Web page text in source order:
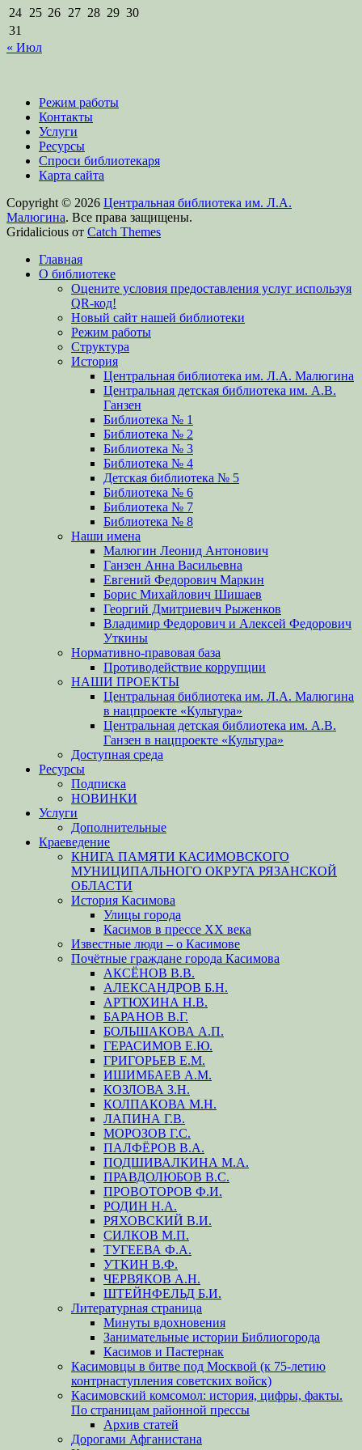
24 25 26 27 28 29 30
31
« Июл
Режим работы
Контакты
Услуги
Ресурсы
Спроси библиотекаря
Карта сайта
Copyright © 2026 Центральная библиотека им. Л.А.
Малюгина. Все права защищены.
Gridalicious от Catch Themes
вверх
Главная
О библиотеке
Оцените условия предоставления услуг используя
QR-код!
Новый сайт нашей библиотеки
Режим работы
Структура
История
Центральная библиотека им. Л.А. Малюгина
Центральная детская библиотека им. А.В.
Ганзен
Библиотека № 1
Библиотека № 2
Библиотека № 3
Библиотека № 4
Детская библиотека № 5
Библиотека № 6
Библиотека № 7
Библиотека № 8
Наши имена
Малюгин Леонид Антонович
Ганзен Анна Васильевна
Евгений Федорович Маркин
Борис Михайлович Шишаев
Георгий Дмитриевич Рыженков
Владимир Федорович и Алексей Федорович
Уткины
Нормативно-правовая база
Противодействие коррупции
НАШИ ПРОЕКТЫ
Центральная библиотека им. Л.А. Малюгина
в нацпроекте «Культура»
Центральная детская библиотека им. А.В.
Ганзен в нацпроекте «Культура»
Доступная среда
Ресурсы
Подписка
НОВИНКИ
Услуги
Дополнительные
Краеведение
КНИГА ПАМЯТИ КАСИМОВСКОГО
МУНИЦИПАЛЬНОГО ОКРУГА РЯЗАНСКОЙ
ОБЛАСТИ
История Касимова
Улицы города
Касимов в прессе XX века
Известные люди – о Касимове
Почётные граждане города Касимова
АКСЁНОВ В.В.
АЛЕКСАНДРОВ Б.Н.
АРТЮХИНА Н.В.
БАРАНОВ В.Г.
БОЛЬШАКОВА А.П.
ГЕРАСИМОВ Е.Ю.
ГРИГОРЬЕВ Е.М.
ИШИМБАЕВ А.М.
КОЗЛОВА З.Н.
КОЛПАКОВА М.Н.
ЛАПИНА Г.В.
МОРОЗОВ Г.С.
ПАЛФЁРОВ В.А.
ПОДШИВАЛКИНА М.А.
ПРАВДОЛЮБОВ В.С.
ПРОВОТОРОВ Ф.И.
РОДИН Н.А.
РЯХОВСКИЙ В.И.
СИЛКОВ М.П.
ТУГЕЕВА Ф.А.
УТКИН В.Ф.
ЧЕРВЯКОВ А.Н.
ШТЕЙНФЕЛЬД Б.И.
Литературная страница
Минуты вдохновения
Занимательные истории Библиогорода
Касимов и Пастернак
Касимовцы в битве под Москвой (к 75-летию
контрнаступления советских войск)
Касимовский комсомол: история, цифры, факты.
По страницам районной прессы
Архив статей
Дорогами Афганистана